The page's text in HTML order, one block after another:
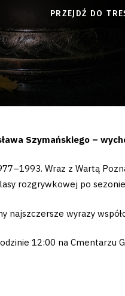
PRZEJDŹ DO
Szymańskiego –
Wraz z Wartą
rozgrywkowej po
najszczersze wyrazy
12:00 na Cmentarzu